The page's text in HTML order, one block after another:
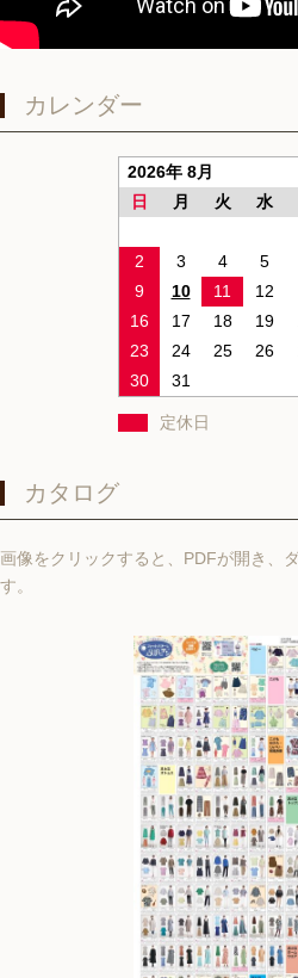
カレンダー
2026年 8月
日
月 火 水
2
3 4 5
9
10 11 12
16
17 18 19
23
24 25 26
30
31
定休日
カタログ
画像をクリックすると、PDFが開き、
す。